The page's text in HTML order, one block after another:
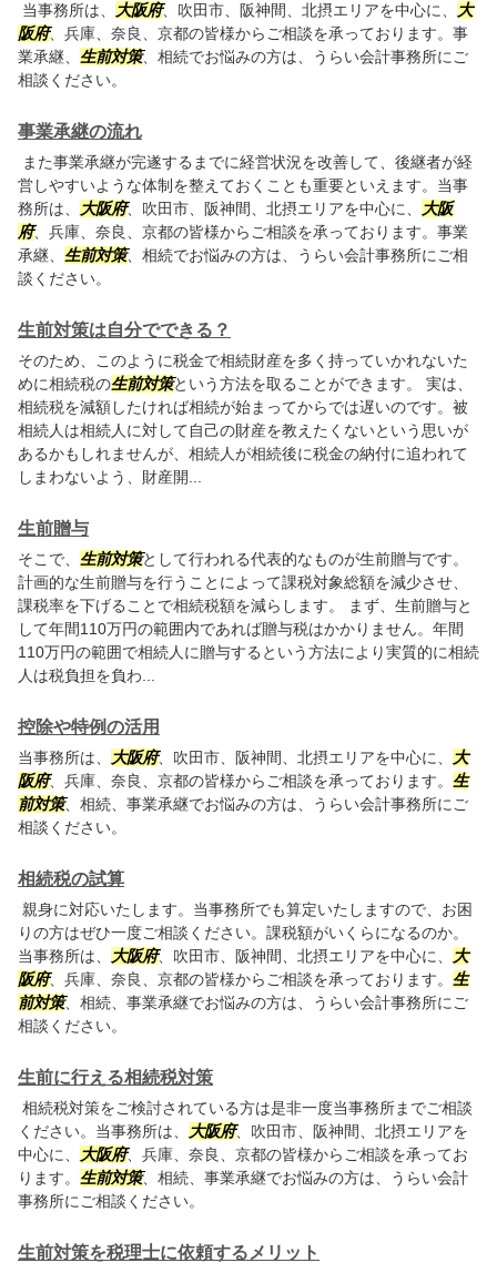
当事務所は、 大阪府、吹田市、阪神間、北摂エリアを中心に、
大
阪府、兵庫、奈良、京都の皆様からご相談を承っております。事
業承継、 生前対策、相続でお悩みの方は、うらい会計事務所にご
相談ください。
事業承継の流れ
また事業承継が完遂するまでに経営状況を改善して、後継者が経
営しやすいような体制を整えておくことも重要といえます。当事
務所は、
大阪府、吹田市、阪神間、北摂エリアを中心に、
大阪
府、兵庫、奈良、京都の皆様からご相談を承っております。事業
承継、 生前対策、相続でお悩みの方は、うらい会計事務所にご相
談ください。
生前対策は自分でできる？
そのため、このように税金で相続財産を多く持っていかれないた
めに相続税の生前対策という方法を取ることができます。 実は、
相続税を減額したければ相続が始まってからでは遅いのです。被
相続人は相続人に対して自己の財産を教えたくないという思いが
あるかもしれませんが、相続人が相続後に税金の納付に追われて
しまわないよう、財産開...
生前贈与
そこで、 生前対策として行われる代表的なものが生前贈与です。
計画的な生前贈与を行うことによって課税対象総額を減少させ、
課税率を下げることで相続税額を減らします。 まず、生前贈与と
して年間110万円の範囲内であれば贈与税はかかりません。年間
110万円の範囲で相続人に贈与するという方法により実質的に相続
人は税負担を負わ...
控除や特例の活用
当事務所は、 大阪府、吹田市、阪神間、北摂エリアを中心に、
大
阪府、兵庫、奈良、京都の皆様からご相談を承っております。 生
前対策、相続、事業承継でお悩みの方は、うらい会計事務所にご
相談ください。
相続税の試算
親身に対応いたします。当事務所でも算定いたしますので、お困
りの方はぜひ一度ご相談ください。課税額がいくらになるのか。
当事務所は、
大阪府、吹田市、阪神間、北摂エリアを中心に、
大
阪府、兵庫、奈良、京都の皆様からご相談を承っております。 生
前対策、相続、事業承継でお悩みの方は、うらい会計事務所にご
相談ください。
生前に行える相続税対策
相続税対策をご検討されている方は是非一度当事務所までご相談
ください。当事務所は、
大阪府、吹田市、阪神間、北摂エリアを
中心に、
大阪府、兵庫、奈良、京都の皆様からご相談を承ってお
ります。 生前対策、相続、事業承継でお悩みの方は、うらい会計
事務所にご相談ください。
生前対策を税理士に依頼するメリット